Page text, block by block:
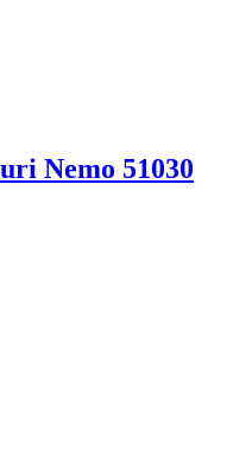
Nemo 51030